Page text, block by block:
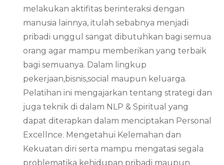
melakukan aktifitas berinteraksi dengan
manusia lainnya, itulah sebabnya menjadi
pribadi unggul sangat dibutuhkan bagi semua
orang agar mampu memberikan yang terbaik
bagi semuanya. Dalam lingkup
pekerjaan,bisnis,social maupun keluarga.
Pelatihan ini mengajarkan tentang strategi dan
juga teknik di dalam NLP & Spiritual yang
dapat diterapkan dalam menciptakan Personal
Excellnce. Mengetahui Kelemahan dan
Kekuatan diri serta mampu mengatasi segala
problematika kehidupan pribadi maupun